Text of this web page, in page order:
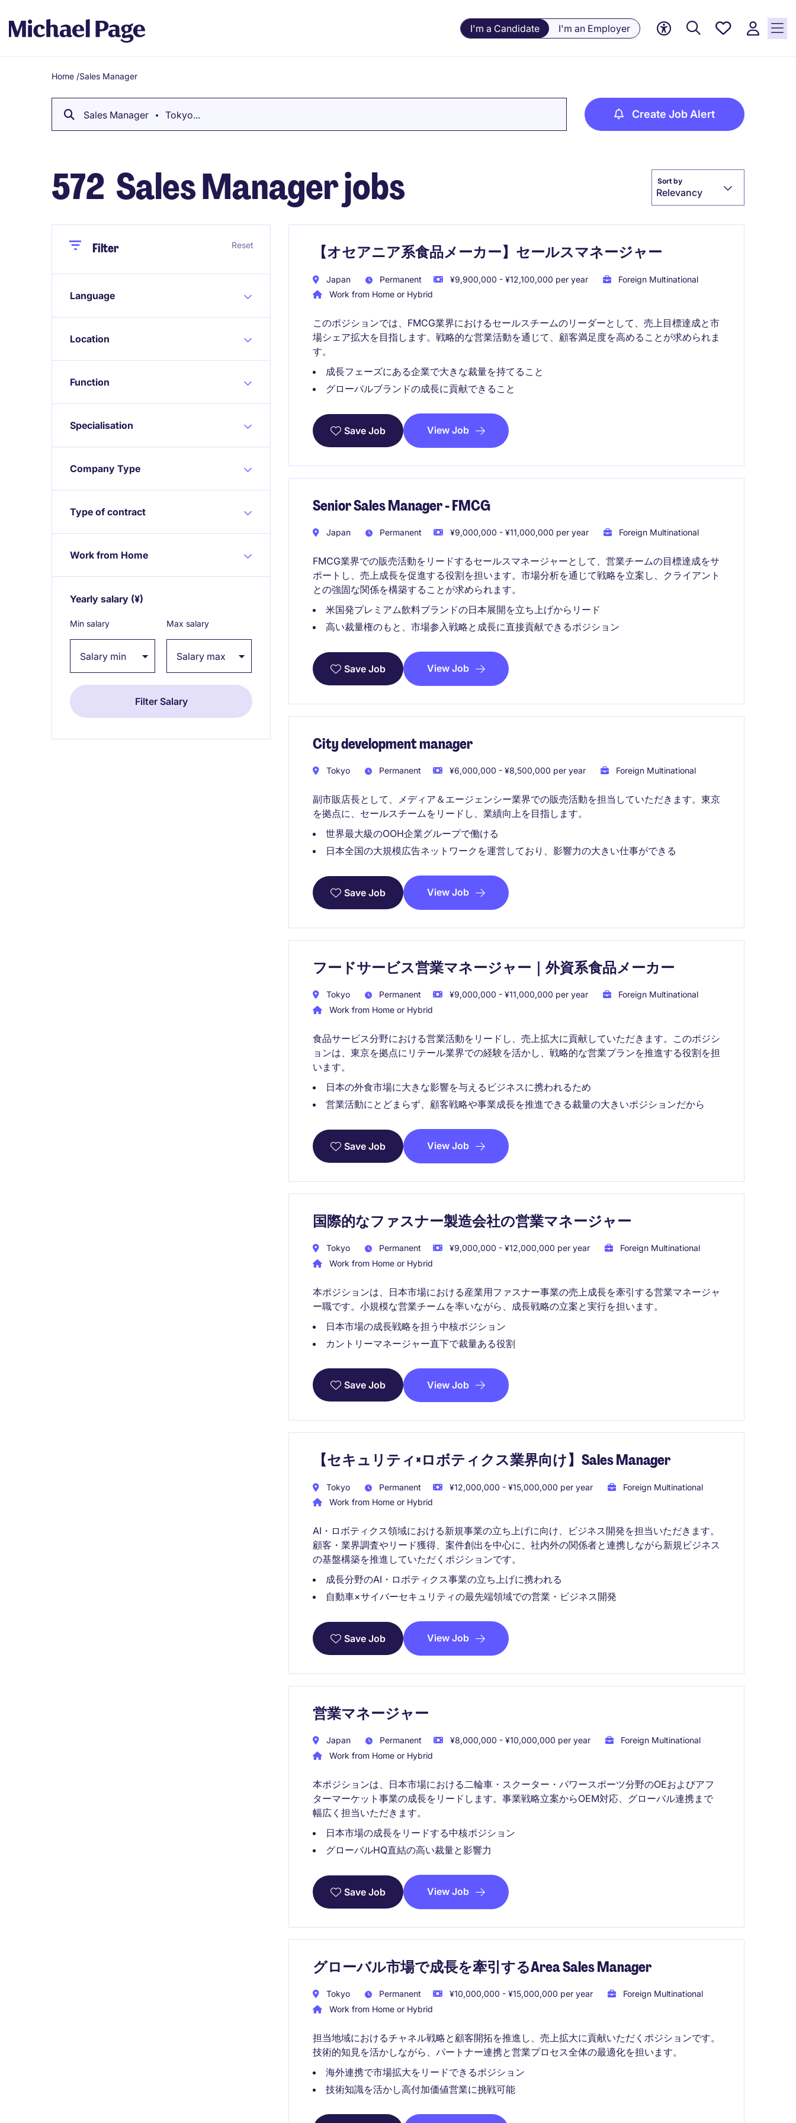
I'm a Candidate I'm an Employer
Saved
Breadcrumb
Home /Sales Manager
Sales Manager Tokyo... Create Job Alert
572 Sales Manager jobs Sort by
Relevancy
CloseFilter Reset
Language
Location
Function
Specialisation
Company Type
Type of contract
Work from Home
Yearly salary (¥)
Min salary Max salary
【オセアニア系食品メーカー】セールスマネージャー
Japan Permanent ¥9,900,000 - ¥12,100,000 per year
Foreign Multinational
Work from Home or Hybrid
このポジションでは、FMCG業界におけるセールスチームのリーダーとして、売上目標達成と市
場シェア拡大を目指します。戦略的な営業活動を通じて、顧客満足度を高めることが求められま
す。
成長フェーズにある企業で大きな裁量を持てること
グローバルブランドの成長に貢献できること
Save Job View Job
Senior Sales Manager - FMCG
Japan Permanent ¥9,000,000 - ¥11,000,000 per year Foreign Multinational
FMCG業界での販売活動をリードするセールスマネージャーとして、営業チームの目標達成をサ
ポートし、売上成長を促進する役割を担います。市場分析を通じて戦略を立案し、クライアント
との強固な関係を構築することが求められます。
米国発プレミアム飲料ブランドの日本展開を立ち上げからリード
高い裁量権のもと、市場参入戦略と成長に直接貢献できるポジション
Save Job View Job
City development manager
Tokyo Permanent ¥6,000,000 - ¥8,500,000 per year Foreign Multinational
副市販店長として、メディア＆エージェンシー業界での販売活動を担当していただきます。東京
を拠点に、セールスチームをリードし、業績向上を目指します。
世界最大級のOOH企業グループで働ける
日本全国の大規模広告ネットワークを運営しており、影響力の大きい仕事ができる
Save Job View Job
フードサービス営業マネージャー｜外資系食品メーカー
Tokyo Permanent ¥9,000,000 - ¥11,000,000 per year
Foreign Multinational
Work from Home or Hybrid
食品サービス分野における営業活動をリードし、売上拡大に貢献していただきます。このポジシ
ョンは、東京を拠点にリテール業界での経験を活かし、戦略的な営業プランを推進する役割を担
います。
日本の外食市場に大きな影響を与えるビジネスに携われるため
営業活動にとどまらず、顧客戦略や事業成長を推進できる裁量の大きいポジションだから
Save Job View Job
国際的なファスナー製造会社の営業マネージャー
Tokyo Permanent ¥9,000,000 - ¥12,000,000 per year
Foreign Multinational
Work from Home or Hybrid
本ポジションは、日本市場における産業用ファスナー事業の売上成長を牽引する営業マネージャ
ー職です。小規模な営業チームを率いながら、成長戦略の立案と実行を担います。
日本市場の成長戦略を担う中核ポジション
カントリーマネージャー直下で裁量ある役割
Save Job View Job
【セキュリティ×ロボティクス業界向け】Sales Manager
Tokyo Permanent ¥12,000,000 - ¥15,000,000 per year
Foreign Multinational
Work from Home or Hybrid
AI・ロボティクス領域における新規事業の立ち上げに向け、ビジネス開発を担当いただきます。
顧客・業界調査やリード獲得、案件創出を中心に、社内外の関係者と連携しながら新規ビジネス
の基盤構築を推進していただくポジションです。
成長分野のAI・ロボティクス事業の立ち上げに携われる
自動車×サイバーセキュリティの最先端領域での営業・ビジネス開発
Save Job View Job
営業マネージャー
Japan Permanent ¥8,000,000 - ¥10,000,000 per year
Foreign Multinational
Work from Home or Hybrid
本ポジションは、日本市場における二輪車・スクーター・パワースポーツ分野のOEおよびアフ
ターマーケット事業の成長をリードします。事業戦略立案からOEM対応、グローバル連携まで
幅広く担当いただきます。
日本市場の成長をリードする中核ポジション
グローバルHQ直結の高い裁量と影響力
Save Job View Job
グローバル市場で成長を牽引するArea Sales Manager
Tokyo Permanent ¥10,000,000 - ¥15,000,000 per year
Foreign Multinational
Work from Home or Hybrid
担当地域におけるチャネル戦略と顧客開拓を推進し、売上拡大に貢献いただくポジションです。
技術的知見を活かしながら、パートナー連携と営業プロセス全体の最適化を担います。
海外連携で市場拡大をリードできるポジション
技術知識を活かし高付加価値営業に挑戦可能